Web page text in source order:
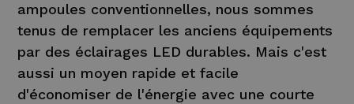
ampoules conventionnelles, nous sommes
tenus de remplacer les anciens équipements
par des éclairages LED durables. Mais c'est
aussi un moyen rapide et facile
d'économiser de l'énergie avec une courte